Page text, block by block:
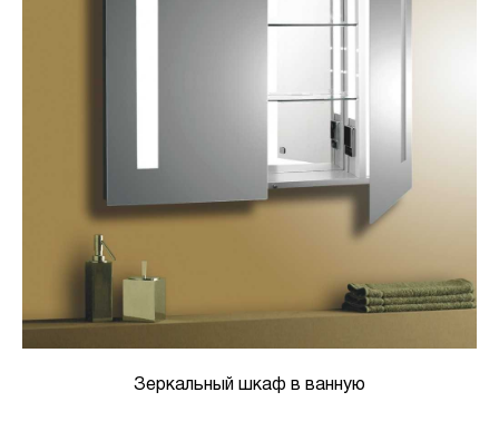
Зеркальный шкаф в ванную